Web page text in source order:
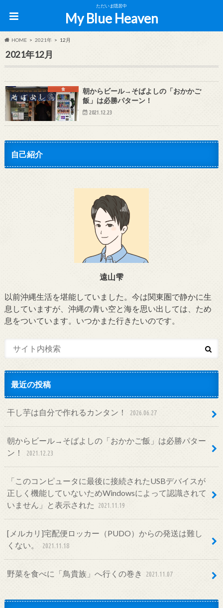
ただいま隠居中
My Blue Heaven
HOME 2021年 12月
2021年12月
食
朝からビール→そばよしの「おかかご
飯」は必勝パターン！
2021.12.23
自己紹介
遠山雫
以前沖縄生活を堪能していました。今は関東圏で静かに生
息していますが、沖縄の青い空と海を思い出しては、ため
息をついています。いつかまた行きたいのです。
最近の投稿
干し芋は自分で作れるカンタン！ 2026.06.27
朝からビール→そばよしの「おかかご飯」は必勝パター
ン！
2021.12.23
「このコンピュータに最後に接続されたUSBデバイスが
正しく機能していないためWindowsによって認識されて
いません」と表示された
2021.11.19
[メルカリ]宅配便ロッカー（PUDO）からの発送は難し
くない。
2021.11.18
野菜を食べに「鳥貴族」へ行くの巻き 2021.11.07